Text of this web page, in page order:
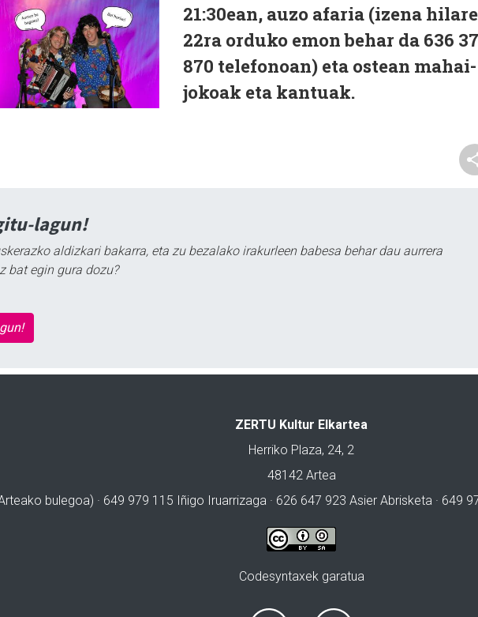
21:30ean, auzo afaria (izena
22ra orduko emon behar da 636
870 telefonoan) eta ostean mahai-
jokoak eta kantuak.
lagun!
aldizkari bakarra, eta zu bezalako irakurleen babesa behar dau aurrera
bat egin gura dozu?
ZERTU Kultur Elkartea
Herriko Plaza, 24, 2
48142 Artea
bulegoa) · 649 979 115 Iñigo Iruarrizaga · 626 647 923 Asier Abrisketa · 649
Codesyntaxek garatua